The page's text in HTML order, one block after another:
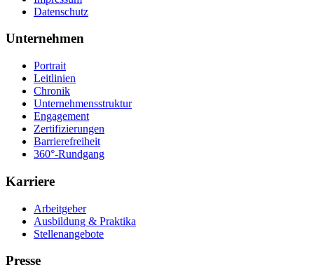
Datenschutz
Unternehmen
Portrait
Leitlinien
Chronik
Unternehmensstruktur
Engagement
Zertifizierungen
Barrierefreiheit
360°-Rundgang
Karriere
Arbeitgeber
Ausbildung & Praktika
Stellenangebote
Presse